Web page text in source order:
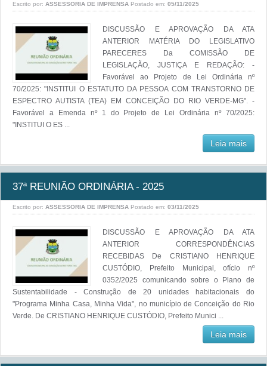
Escrito por: ASSESSORIA DE IMPRENSA Postado em: 05/11/2025
DISCUSSÃO E APROVAÇÃO DA ATA
ANTERIOR MATÉRIA DO LEGISLATIVO
PARECERES Da COMISSÃO DE
LEGISLAÇÃO, JUSTIÇA E REDAÇÃO: -
Favorável ao Projeto de Lei Ordinária nº
70/2025: "INSTITUI O ESTATUTO DA PESSOA COM TRANSTORNO DE
ESPECTRO AUTISTA (TEA) EM CONCEIÇÃO DO RIO VERDE-MG". -
Favorável a Emenda nº 1 do Projeto de Lei Ordinária nº 70/2025:
"INSTITUI O ES ...
Leia mais
37ª REUNIÃO ORDINÁRIA - 2025
Escrito por: ASSESSORIA DE IMPRENSA Postado em: 03/11/2025
DISCUSSÃO E APROVAÇÃO DA ATA
ANTERIOR CORRESPONDÊNCIAS
RECEBIDAS De CRISTIANO HENRIQUE
CUSTÓDIO, Prefeito Municipal, ofício nº
0352/2025 comunicando sobre o Plano de
Sustentabilidade - Construção de 20 unidades habitacionais do
"Programa Minha Casa, Minha Vida", no município de Conceição do Rio
Verde. De CRISTIANO HENRIQUE CUSTÓDIO, Prefeito Munici ...
Leia mais